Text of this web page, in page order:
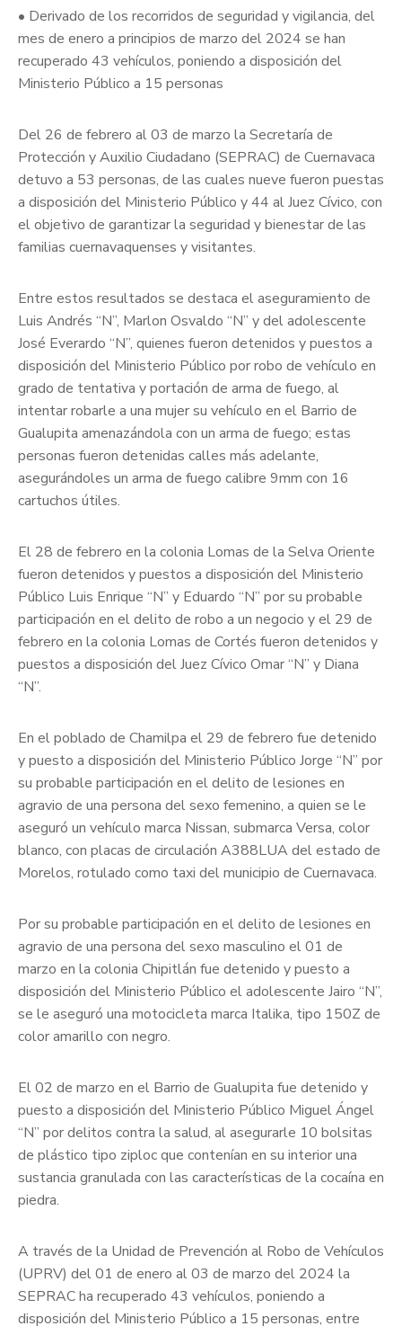
• Derivado de los recorridos de seguridad y vigilancia, del
mes de enero a principios de marzo del 2024 se han
recuperado 43 vehículos, poniendo a disposición del
Ministerio Público a 15 personas
Del 26 de febrero al 03 de marzo la Secretaría de
Protección y Auxilio Ciudadano (SEPRAC) de Cuernavaca
detuvo a 53 personas, de las cuales nueve fueron puestas
a disposición del Ministerio Público y 44 al Juez Cívico, con
el objetivo de garantizar la seguridad y bienestar de las
familias cuernavaquenses y visitantes.
Entre estos resultados se destaca el aseguramiento de
Luis Andrés “N”, Marlon Osvaldo “N” y del adolescente
José Everardo “N”, quienes fueron detenidos y puestos a
disposición del Ministerio Público por robo de vehículo en
grado de tentativa y portación de arma de fuego, al
intentar robarle a una mujer su vehículo en el Barrio de
Gualupita amenazándola con un arma de fuego; estas
personas fueron detenidas calles más adelante,
asegurándoles un arma de fuego calibre 9mm con 16
cartuchos útiles.
El 28 de febrero en la colonia Lomas de la Selva Oriente
fueron detenidos y puestos a disposición del Ministerio
Público Luis Enrique “N” y Eduardo “N” por su probable
participación en el delito de robo a un negocio y el 29 de
febrero en la colonia Lomas de Cortés fueron detenidos y
puestos a disposición del Juez Cívico Omar “N” y Diana
“N”.
En el poblado de Chamilpa el 29 de febrero fue detenido
y puesto a disposición del Ministerio Público Jorge “N” por
su probable participación en el delito de lesiones en
agravio de una persona del sexo femenino, a quien se le
aseguró un vehículo marca Nissan, submarca Versa, color
blanco, con placas de circulación A388LUA del estado de
Morelos, rotulado como taxi del municipio de Cuernavaca.
Por su probable participación en el delito de lesiones en
agravio de una persona del sexo masculino el 01 de
marzo en la colonia Chipitlán fue detenido y puesto a
disposición del Ministerio Público el adolescente Jairo “N”,
se le aseguró una motocicleta marca Italika, tipo 150Z de
color amarillo con negro.
El 02 de marzo en el Barrio de Gualupita fue detenido y
puesto a disposición del Ministerio Público Miguel Ángel
“N” por delitos contra la salud, al asegurarle 10 bolsitas
de plástico tipo ziploc que contenían en su interior una
sustancia granulada con las características de la cocaína en
piedra.
A través de la Unidad de Prevención al Robo de Vehículos
(UPRV) del 01 de enero al 03 de marzo del 2024 la
SEPRAC ha recuperado 43 vehículos, poniendo a
disposición del Ministerio Público a 15 personas, entre